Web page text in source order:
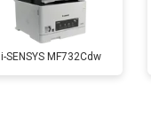
i-SENSYS MF732Cdw